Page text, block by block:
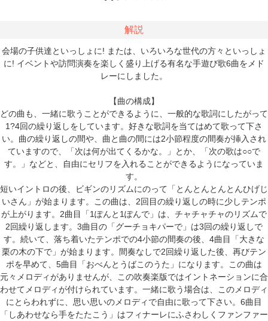
解説
会場の子供達といっしょに! または、いろいろな世代の方々といっしょ
に! イベントや訪問演奏を楽しく盛り上げる有名な手遊び歌6曲をメド
レーにしました。
【曲の構成】
どの曲も、一緒に歌うことができるように、一般的な歌詞にしたがって
1?4回の繰り返しをしています。好きな歌詞を当てはめて歌って下さ
い。曲の繰り返しの間や、曲と曲の間には2小節程度の間奏が挿入され
ていますので、「次は何が出てくるかな。」とか、「次の歌は○○で
す。」などと、自由にセリフを入れることができるようになっていま
す。
短いイントロの後、ビギンのリズムにのって「とんとんとんとんひげじ
いさん」が始まります。この曲は、2回目の繰り返しの時に少しテンポ
が上がります。2曲目「1ぽんと1ぽんで」は、チャチャチャのリズムで
2回繰り返します。3曲目の「グーチョキパーで」は3回の繰り返しで
す。続いて、落ち着いたテンポでの4小節の間奏の後、4曲目「大きな
栗の木の下で」が始まります。間奏なしで2回繰り返した後、再びテン
ポを早めて、5曲目「おべんとうばこのうた」になります。この曲は
元々メロディがありませんが、この吹奏楽版ではイントネーションに合
わせてメロディが付けられています。一緒に歌う場合は、このメロディ
にとらわれずに、思い思いのメロディで自由に歌って下さい。6曲目
「しあわせなら手をたたこう」はフィナーレにふさわしくファンファー